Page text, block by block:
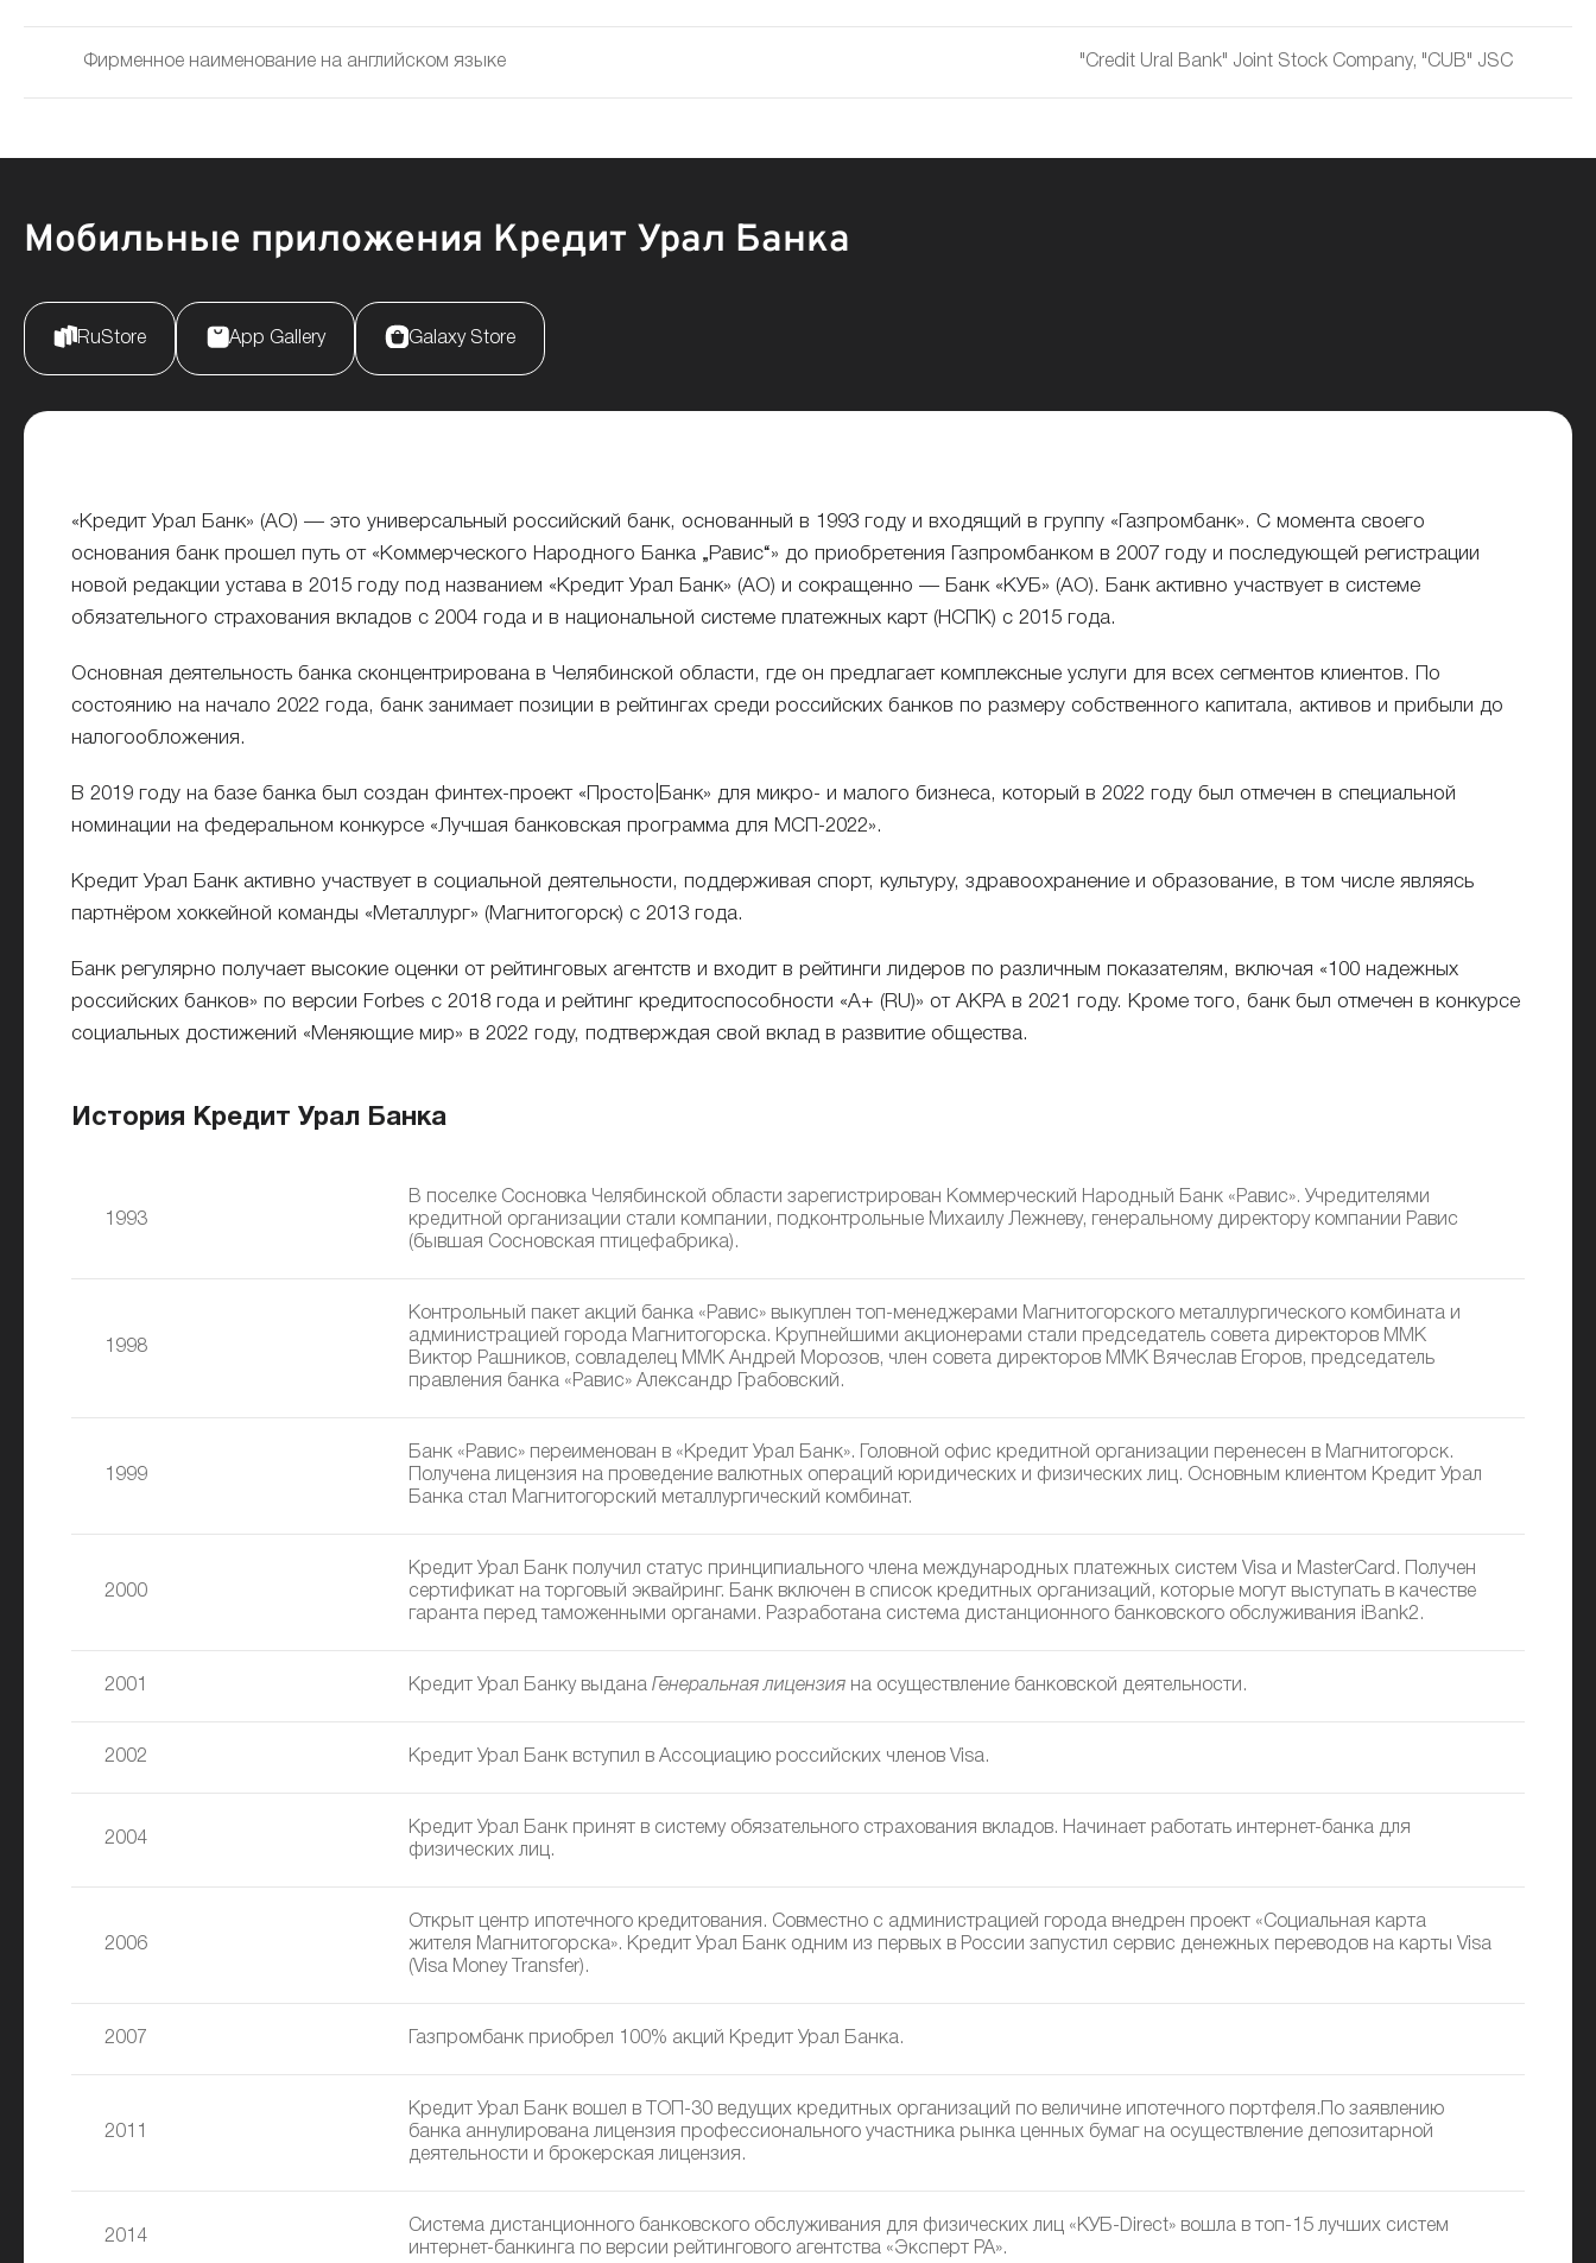
Фирменное наименование на английском языке "Credit Ural Bank" Joint Stock Company, "CUB" JSC
Мобильные приложения Кредит Урал Банка
RuStore App Gallery Galaxy Store
«Кредит Урал Банк» (АО) — это универсальный российский банк, основанный в 1993 году и входящий в группу «Газпромбанк». С момента своего
основания банк прошел путь от «Коммерческого Народного Банка „Равис“» до приобретения
Газпромбанком в 2007 году и последующей регистрации
новой редакции устава в 2015 году под названием «Кредит Урал Банк» (АО) и сокращенно — Банк «КУБ» (АО). Банк активно участвует в системе
обязательного страхования вкладов с 2004 года и в национальной системе платежных карт (НСПК) с 2015 года.
Основная деятельность банка сконцентрирована в Челябинской области, где он предлагает комплексные услуги для всех сегментов клиентов. По
состоянию на начало 2022 года, банк занимает позиции в рейтингах среди российских банков по размеру собственного капитала, активов и прибыли до
налогообложения.
В 2019 году на базе банка был создан финтех-проект « Просто|Банк» для микро- и малого бизнеса, который в 2022 году был отмечен в специальной
номинации на федеральном конкурсе «Лучшая банковская программа для МСП-2022».
Кредит Урал Банк активно участвует в социальной деятельности, поддерживая спорт, культуру, здравоохранение и образование, в том числе являясь
партнёром хоккейной команды «Металлург» (Магнитогорск) с 2013 года.
Банк регулярно получает высокие оценки от рейтинговых агентств и входит в рейтинги лидеров по различным показателям, включая «100 надежных
российских банков» по версии Forbes с 2018 года и рейтинг кредитоспособности «A+ (RU)» от АКРА в 2021 году. Кроме того, банк был отмечен в конкурсе
социальных достижений «Меняющие мир» в 2022 году, подтверждая свой вклад в развитие общества.
История Кредит Урал Банка
1993
В поселке Сосновка Челябинской области зарегистрирован Коммерческий Народный Банк «Равис». Учредителями
кредитной организации стали компании, подконтрольные Михаилу Лежневу, генеральному директору компании Равис
(бывшая Сосновская птицефабрика).
1998
Контрольный пакет акций банка «Равис» выкуплен топ-менеджерами Магнитогорского металлургического комбината и
администрацией города Магнитогорска. Крупнейшими акционерами стали председатель совета директоров ММК
Виктор Рашников, совладелец ММК Андрей Морозов, член совета директоров ММК Вячеслав Егоров, председатель
правления банка «Равис» Александр Грабовский.
1999
Банк «Равис» переименован в «Кредит Урал Банк». Головной офис кредитной организации перенесен в Магнитогорск.
Получена лицензия на проведение валютных операций юридических и физических лиц. Основным клиентом Кредит Урал
Банка стал Магнитогорский металлургический комбинат.
2000
Кредит Урал Банк получил статус принципиального члена международных платежных систем Visa и MasterCard. Получен
сертификат на торговый эквайринг. Банк включен в список кредитных организаций, которые могут выступать в качестве
гаранта перед таможенными органами. Разработана система дистанционного банковского обслуживания iBank2.
2001 Кредит Урал Банку выдана Генеральная лицензия на осуществление банковской деятельности.
2002 Кредит Урал Банк вступил в Ассоциацию российских членов Visa.
2004
Кредит Урал Банк принят в систему обязательного страхования вкладов. Начинает работать интернет-банка для
физических лиц.
2006
Открыт центр ипотечного кредитования. Совместно с администрацией города внедрен проект «Социальная карта
жителя Магнитогорска». Кредит Урал Банк одним из первых в России запустил сервис денежных переводов на карты Visa
(Visa Money Transfer).
2007 Газпромбанк приобрел 100% акций Кредит Урал Банка.
2011
Кредит Урал Банк вошел в ТОП-30 ведущих кредитных организаций по величине ипотечного портфеля.По заявлению
банка аннулирована лицензия профессионального участника рынка ценных бумаг на осуществление депозитарной
деятельности и брокерская лицензия.
2014
Система дистанционного банковского обслуживания для физических лиц «КУБ-Direct» вошла в топ-15 лучших систем
интернет-банкинга по версии рейтингового агентства «Эксперт РА».